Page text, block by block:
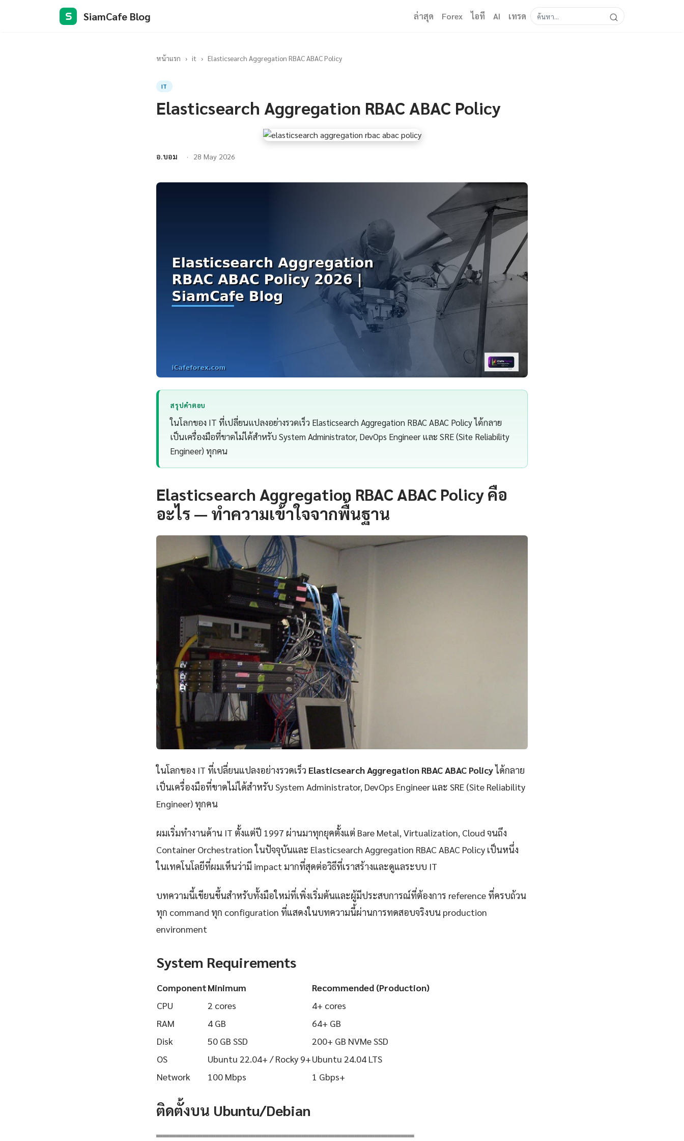
S SiamCafe Blog ล่าสุด Forex ไอที AI เทรด
หน้าแรก › it › Elasticsearch Aggregation RBAC ABAC Policy
IT
Elasticsearch Aggregation RBAC ABAC Policy
อ.บอม 28 May 2026
สรุปคำตอบ
ในโลกของ IT ที่เปลี่ยนแปลงอย่างรวดเร็ว Elasticsearch Aggregation RBAC ABAC Policy ได้กลาย
เป็นเครื่องมือที่ขาดไม่ได้สำหรับ System Administrator, DevOps Engineer และ SRE (Site Reliability
Engineer) ทุกคน
Elasticsearch Aggregation RBAC ABAC Policy คือ
อะไร — ทำความเข้าใจจากพื้นฐาน
ในโลกของ IT ที่เปลี่ยนแปลงอย่างรวดเร็ว Elasticsearch Aggregation RBAC ABAC Policyได้กลาย
เป็นเครื่องมือที่ขาดไม่ได้สำหรับ System Administrator, DevOps Engineer และ SRE (Site Reliability
Engineer) ทุกคน
ผมเริ่มทำงานด้าน IT ตั้งแต่ปี 1997 ผ่านมาทุกยุคตั้งแต่ Bare Metal, Virtualization, Cloud จนถึง
Container Orchestration ในปัจจุบันและ Elasticsearch Aggregation RBAC ABAC Policy เป็นหนึ่ง
ในเทคโนโลยีที่ผมเห็นว่ามี impact มากที่สุดต่อวิธีที่เราสร้างและดูแลระบบ IT
บทความนี้เขียนขึ้นสำหรับทั้งมือใหม่ที่เพิ่งเริ่มต้นและผู้มีประสบการณ์ที่ต้องการ reference ที่ครบถ้วน
ทุก command ทุก configuration ที่แสดงในบทความนี้ผ่านการทดสอบจริงบน production
environment
System Requirements
ComponentMinimum
Recommended (Production)
CPU
2 cores
4+ cores
RAM
4 GB
64+ GB
Disk
50 GB SSD
200+ GB NVMe SSD
OS
Ubuntu 22.04+ / Rocky 9+Ubuntu 24.04 LTS
Network
100 Mbps 1 Gbps+
ติดตั้งบน Ubuntu/Debian
═══════════════════════════════════════